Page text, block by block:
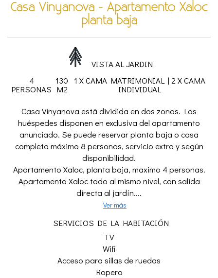
Casa Vinyanova - Apartamento Xaloc
planta baja
VISTA AL JARDIN
4
PERSONAS
130
M2
1 X CAMA MATRIMONIAL| 2 X CAMA
INDIVIDUAL
Casa Vinyanova está dividida en dos zonas. Los
huéspedes disponen en exclusiva del apartamento
anunciado. Se puede reservar planta baja o casa
completa máximo 8 personas, servicio extra y según
disponibilidad.
Apartamento Xaloc, planta baja, maximo 4 personas.
Apartamento Xaloc todo al mismo nivel, con salida
directa al jardín....
Ver más
SERVICIOS DE LA HABITACIÓN
TV
Wifi
Acceso para sillas de ruedas
Ropero